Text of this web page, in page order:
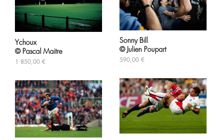
Ychoux
© Pascal Maitre
1 850,00 €
Sonny Bill
© Julien Poupart
590,00 €